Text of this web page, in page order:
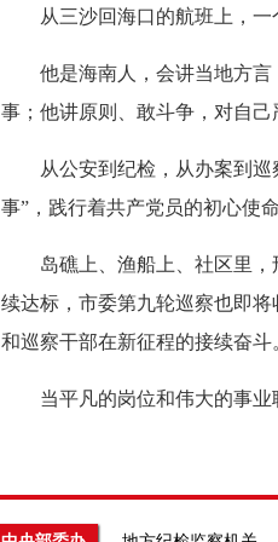
从三沙回海口的航班上，一个
他是海南人，会讲当地方言，
事；他讲原则、敢斗争，对自己
从公安到纪检，从办案到巡察
事”，践行着共产党员的初心使
岛礁上、渔船上、社区里，邢
续达标，市委第九轮巡察也即
和巡察干部在新征程的接续奋斗
当平凡的岗位和伟大的事业联